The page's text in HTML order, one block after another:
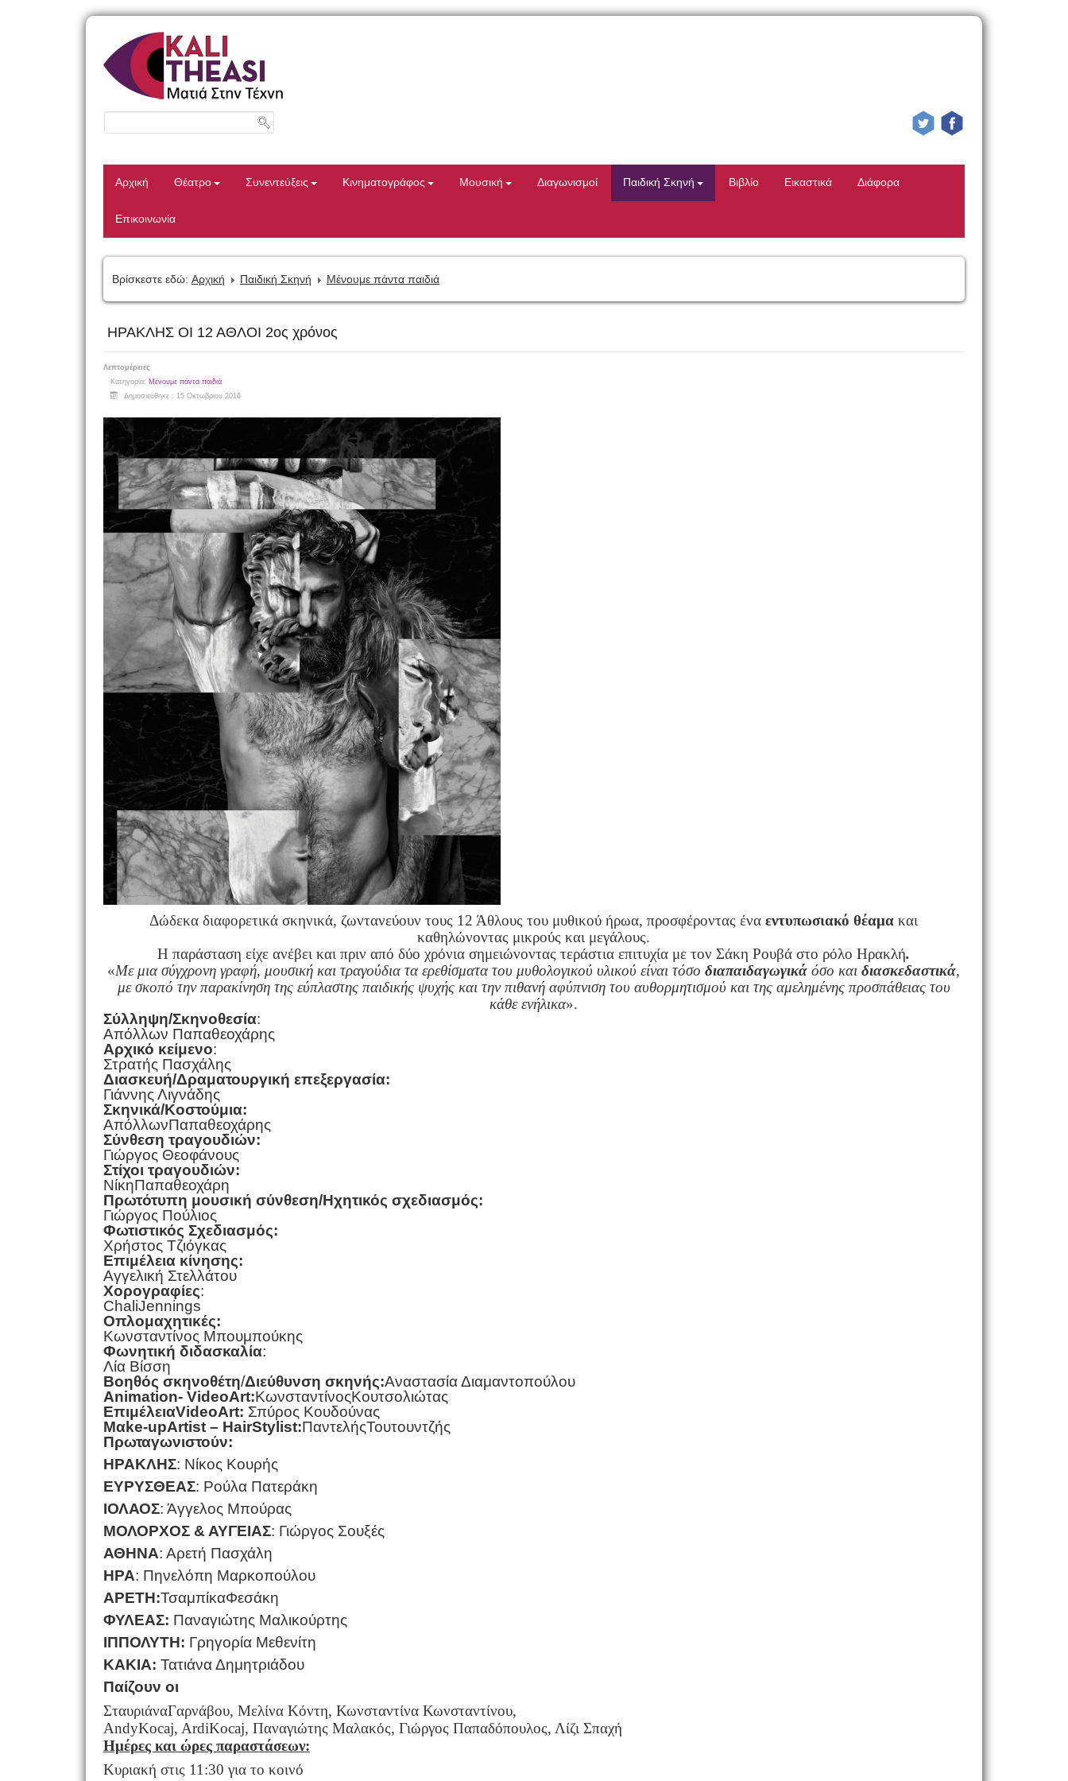
Αρχική Θέατρο Συνεντεύξεις Κινηματογράφος Μουσική Διαγωνισμοί Παιδική Σκηνή Βιβλίο Εικαστικά Διάφορα
Επικοινωνία
Βρίσκεστε εδώ: Αρχική Παιδική Σκηνή Μένουμε πάντα παιδιά
ΗΡΑΚΛΗΣ ΟΙ 12 ΑΘΛΟΙ 2ος χρόνος
Λεπτομέρειες
Κατηγορία: Μένουμε πάντα παιδιά
Δημοσιεύθηκε : 15 Οκτωβρίου 2016
Δώδεκα διαφορετικά σκηνικά, ζωντανεύουν τους 12 Άθλους του μυθικού ήρωα, προσφέροντας έναεντυπωσιακό θέαμα και
καθηλώνοντας μικρούς και μεγάλους.
Η παράσταση είχε ανέβει και πριν από δύο χρόνια σημειώνοντας τεράστια επιτυχία με τον Σάκη Ρουβά στο ρόλο Ηρακλή.
«Με μια σύγχρονη γραφή, μουσική και τραγούδια τα ερεθίσματα του μυθολογικού υλικού είναι τόσοδιαπαιδαγωγικά όσο καιδιασκεδαστικά,
με σκοπό την παρακίνηση της εύπλαστης παιδικής ψυχής και την πιθανή αφύπνιση του αυθορμητισμού και της αμελημένης προσπάθειας του
κάθε ενήλικα».
Σύλληψη/Σκηνοθεσία:
Απόλλων Παπαθεοχάρης
Αρχικό κείμενο:
Στρατής Πασχάλης
Διασκευή/Δραματουργική επεξεργασία:
Γιάννης Λιγνάδης
Σκηνικά/Kοστούμια:
AπόλλωνΠαπαθεοχάρης
Σύνθεση τραγουδιών:
Γιώργος Θεοφάνους
Στίχοι τραγουδιών:
NίκηΠαπαθεοχάρη
Πρωτότυπη μουσική σύνθεση/Ηχητικός σχεδιασμός:
Γιώργος Πούλιος
Φωτιστικός Σχεδιασμός:
Χρήστος Τζιόγκας
Επιμέλεια κίνησης:
Αγγελική Στελλάτου
Χορογραφίες:
ChaliJennings
Οπλομαχητικές:
Κωνσταντίνος Μπουμπούκης
Φωνητική διδασκαλία:
Λία Βίσση
Βοηθός σκηνοθέτη/Διεύθυνση σκηνής:Aναστασία Διαμαντοπούλου
Αnimation- VideoArt:KωνσταντίνοςΚουτσολιώτας
ΕπιμέλειαVideoArt: Σπύρος Κουδούνας
Μαke-upArtist– ΗairStylist:ΠαντελήςΤουτουντζής
Πρωταγωνιστούν:
ΗΡΑΚΛΗΣ: Νίκος Κουρής
ΕΥΡΥΣΘΕΑΣ: Ρούλα Πατεράκη
ΙΟΛΑΟΣ: Άγγελος Μπούρας
ΜΟΛΟΡΧΟΣ & ΑΥΓΕΙΑΣ: Γιώργος Σουξές
ΑΘΗΝΑ: Αρετή Πασχάλη
ΗΡΑ: Πηνελόπη Μαρκοπούλου
ΑΡΕΤΗ:ΤσαμπίκαΦεσάκη
ΦΥΛΕΑΣ: Παναγιώτης Μαλικούρτης
ΙΠΠΟΛΥΤΗ: Γρηγορία Μεθενίτη
ΚΑΚΙΑ: Τατιάνα Δημητριάδου
Παίζουν οι
ΣταυριάναΓαρνάβου, Μελίνα Κόντη, Κωνσταντίνα Κωνσταντίνου,
AndyKocaj, ArdiKocaj, Παναγιώτης Μαλακός, Γιώργος Παπαδόπουλος, Λίζι Σπαχή
Ημέρες και ώρες παραστάσεων:
Κυριακή στις 11:30 για το κοινό